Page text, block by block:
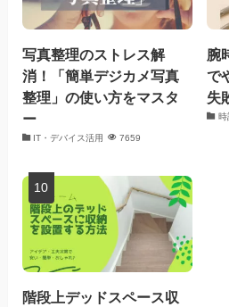
写真整理のストレス解
消！「簡単デジカメ写真
整理」の使い方をマスタ
ー
IT・デバイス活用 7659
腕
で
失
時
階段上デッドスペース収